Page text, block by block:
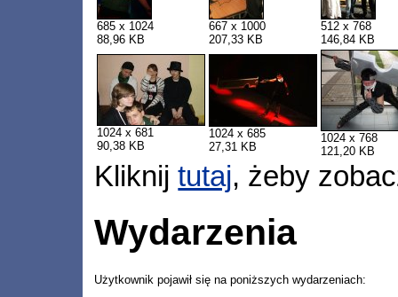
685 x 1024
88,96 KB
667 x 1000
207,33 KB
512 x 768
146,84 KB
1024 x 681
90,38 KB
1024 x 685
27,31 KB
1024 x 768
121,20 KB
Kliknijtutaj, żeby
Wydarzenia
Użytkownik pojawił się na poniższych wydarzeniach: